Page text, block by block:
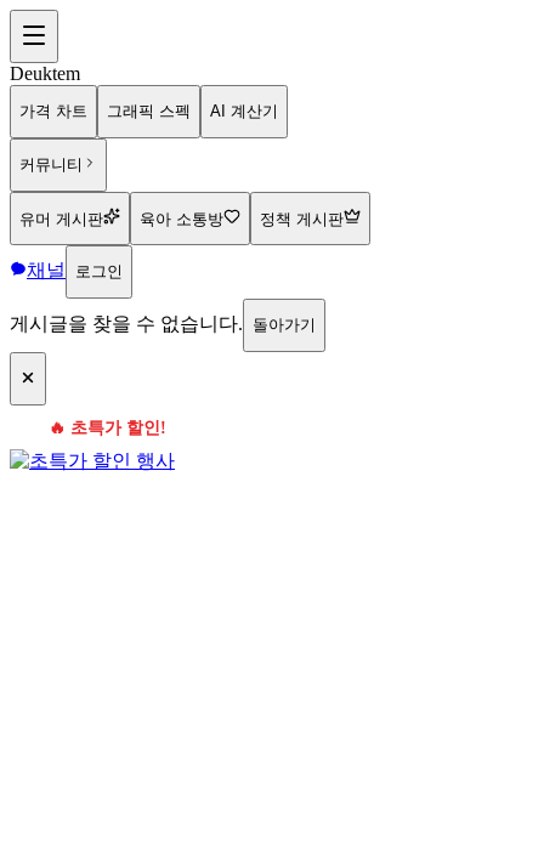
Deuktem
가격 차트 그래픽 스펙 AI 계산기
커뮤니티
유머 게시판 육아 소통방 정책 게시판
채널 로그인
게시글을 찾을 수 없습니다. 돌아가기
🔥 초특가 할인!